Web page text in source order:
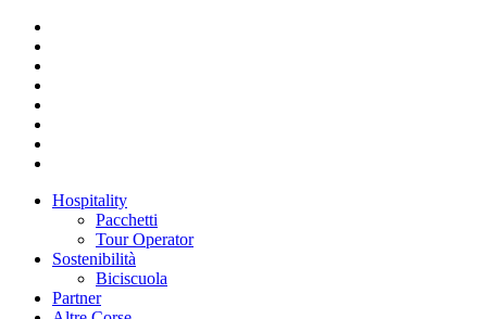
Hospitality
Pacchetti
Tour Operator
Sostenibilità
Biciscuola
Partner